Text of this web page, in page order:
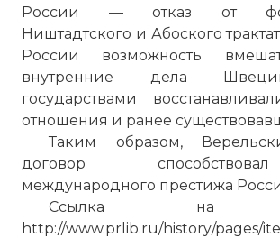
России — отказ от
Ништадтского и Абоского
России возможность
внутренние дела
государствами
отношения и ранее
Таким образом,
договор
международного престижа
Ссылка на
http://www.prlib.ru/history/pages/